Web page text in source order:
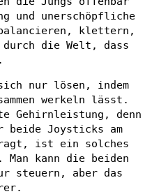
und unerschöpfliche
klettern,
die Welt, dass
nur lösen, indem
werkeln lässt.
Gehirnleistung, denn
beide Joysticks am
fragt, ist ein solches
Man kann die beiden
steuern, aber das